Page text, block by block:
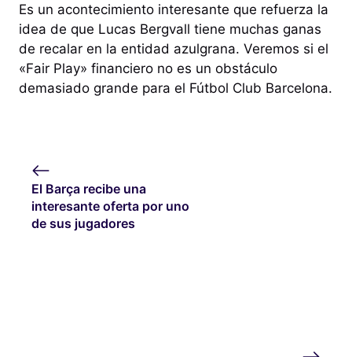
Es un acontecimiento interesante que refuerza la
idea de que Lucas Bergvall tiene muchas ganas
de recalar en la entidad azulgrana. Veremos si el
«Fair Play» financiero no es un obstáculo
demasiado grande para el Fútbol Club Barcelona.
El Barça recibe una
interesante oferta por uno
de sus jugadores